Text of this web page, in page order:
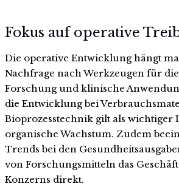
Fokus auf operative
Die operative Entwicklung hängt
Nachfrage nach Werkzeugen für
Forschung und klinische
die Entwicklung bei
Bioprozesstechnik gilt als wichtiger
organische Wachstum. Zudem
Trends bei den
von Forschungsmitteln das
Konzerns direkt.